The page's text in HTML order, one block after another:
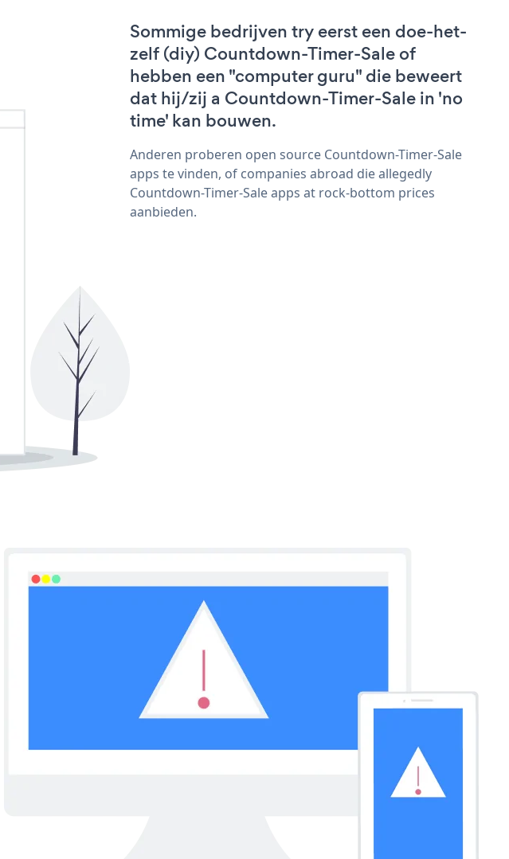
Sommige bedrijven try eerst een doe-het-
zelf (diy) Countdown-Timer-Sale of
hebben een "computer guru" die beweert
dat hij/zij a Countdown-Timer-Sale in 'no
time' kan bouwen.
Anderen proberen open source Countdown-Timer-Sale
apps te vinden, of companies abroad die allegedly
Countdown-Timer-Sale apps at rock-bottom prices
aanbieden.